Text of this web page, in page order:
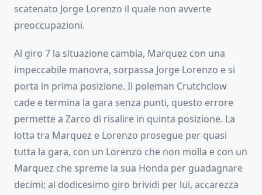
scatenato Jorge Lorenzo il quale non avverte
preoccupazioni.
Al giro 7 la situazione cambia, Marquez con una
impeccabile manovra, sorpassa Jorge Lorenzo e si
porta in prima posizione. Il poleman Crutchclow
cade e termina la gara senza punti, questo errore
permette a Zarco di risalire in quinta posizione. La
lotta tra Marquez e Lorenzo prosegue per quasi
tutta la gara, con un Lorenzo che non molla e con un
Marquez che spreme la sua Honda per guadagnare
decimi; al dodicesimo giro brividi per lui, accarezza